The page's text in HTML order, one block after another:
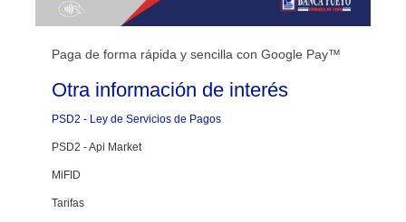
Paga de forma rápida y sencilla con Google Pay™
Otrainformación de interés
PSD2 - Ley de Servicios de Pagos
PSD2 - Api Market
MiFID
Tarifas